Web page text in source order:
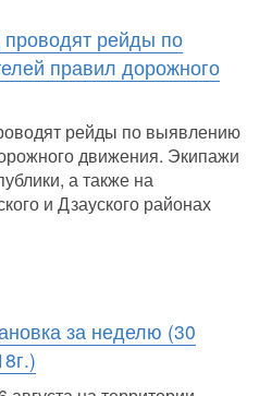
рейды по
правил дорожного
рейды по выявлению
движения. Экипажи
а также на
и Дзауского районах
за неделю (30